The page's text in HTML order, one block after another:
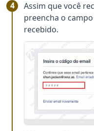
Assim que você
preencha o
recebido.